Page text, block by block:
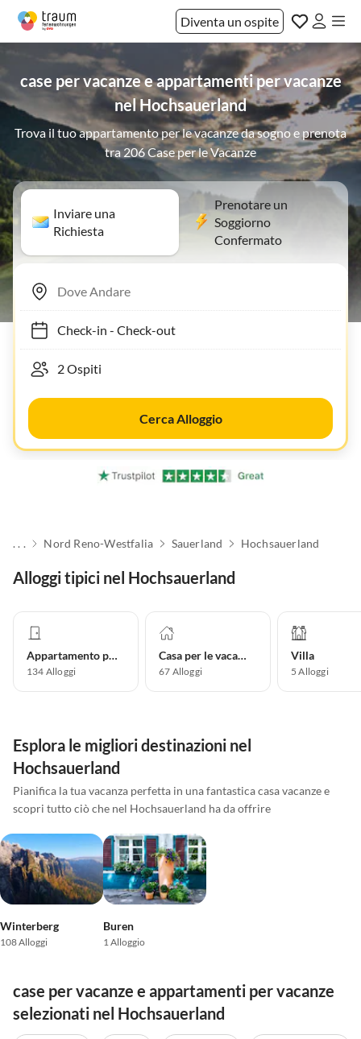
Diventa un ospite
case per vacanze e appartamenti per vacanze
nel Hochsauerland
Trova il tuo appartamento per le vacanze da sogno e prenota
tra 206 Case per le Vacanze
Inviare una
Richiesta
Prenotare un
Soggiorno
Confermato
Check-in- Check-out
Cerca Alloggio
. . . Nord Reno-Westfalia Sauerland Hochsauerland
Alloggi tipici nel Hochsauerland
Appartamento per vacanze
134 Alloggi
Casa per le vacanze
67 Alloggi
Villa
5 Alloggi
Esplora le migliori destinazioni nel
Hochsauerland
Pianifica la tua vacanza perfetta in una fantastica casa vacanze e
scopri tutto ciò che nel Hochsauerland ha da offrire
Winterberg
108 Alloggi
Buren
1 Alloggio
case per vacanze e appartamenti per vacanze
selezionati nel Hochsauerland